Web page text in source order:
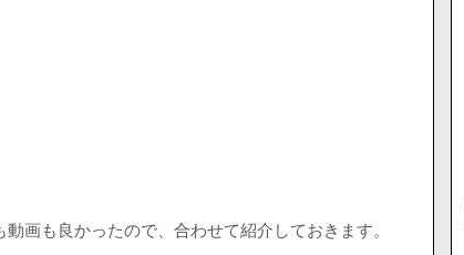
画も良かったので、合わせて紹介しておきます。